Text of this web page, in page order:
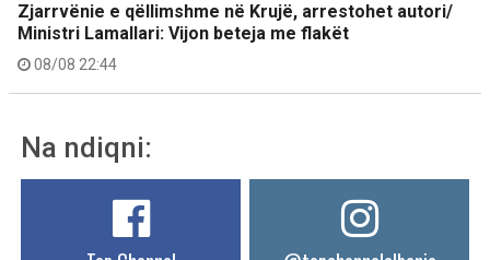
Zjarrvënie e qëllimshme në Krujë, arrestohet autori/
Ministri Lamallari: Vijon beteja me flakët
08/08 22:44
Na ndiqni: